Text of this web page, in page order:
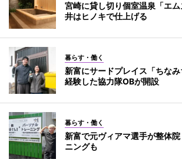
宮崎に貸し切り個室温泉「エ
井はヒノキで仕上げる
暮らす・働く
新富にサードプレイス「ちな
経験した協力隊OBが開設
暮らす・働く
新富で元ヴィアマ選手が整体
ニングも